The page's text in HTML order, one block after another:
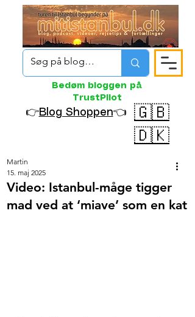
Bedøm bloggen på
TrustPilot
👉Blog Shoppen👈
🇬🇧
🇩🇰
Video: Istanbul-måge tigger
mad ved at ‘miave’ som en kat
Martin
15. maj 2025